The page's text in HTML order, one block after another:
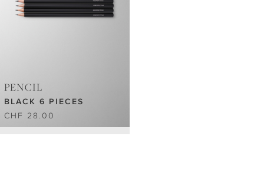
PENCIL
BLACK 6 PIECES
CHF 28.00